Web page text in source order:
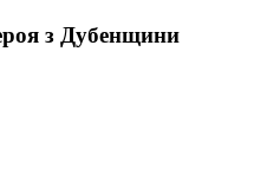
з Дубенщини